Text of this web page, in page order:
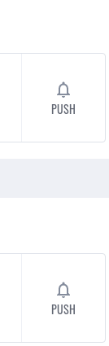
PUSH
PUSH